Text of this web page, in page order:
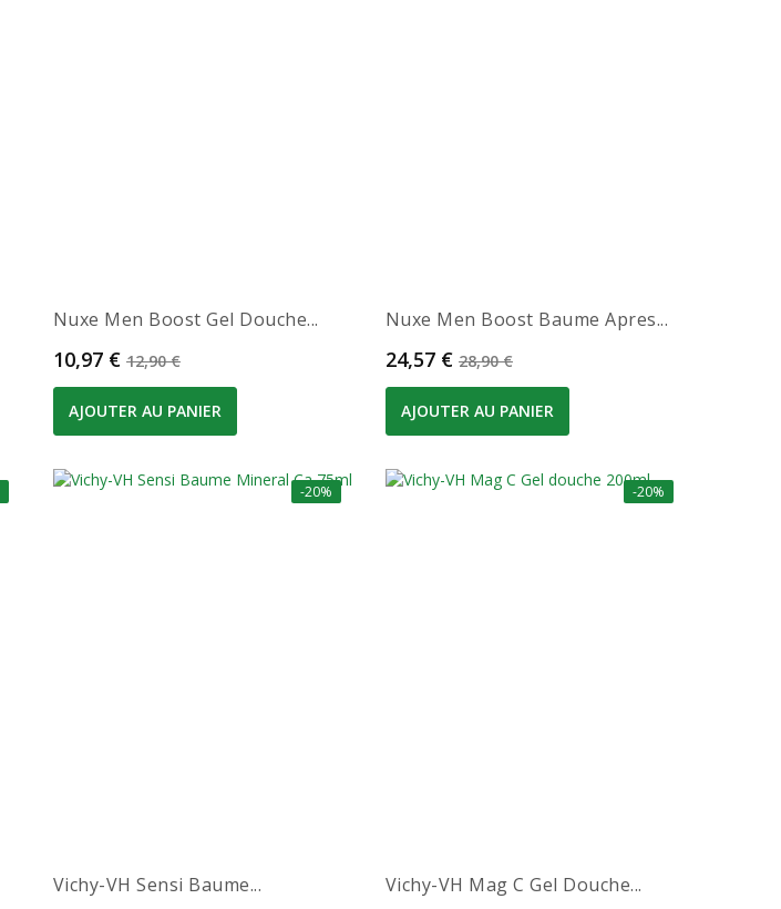
Nuxe Men Boost Gel Douche...
Prix
10,97 € Prix de base
12,90 €
AJOUTER AU PANIER
Nuxe Men Boost Baume Apres...
Prix
24,57 € Prix de base
28,90 €
AJOUTER AU PANIER
-20%
Vichy-VH Sensi Baume...
-20%
Vichy-VH Mag C Gel Douche...